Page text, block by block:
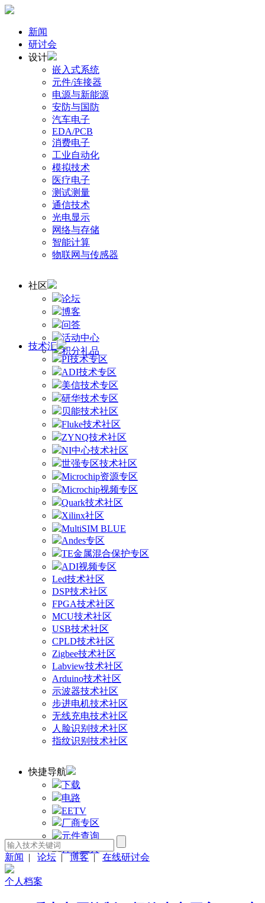
新闻
研讨会
设计
嵌入式系统
元件/连接器
电源与新能源
安防与国防
汽车电子
EDA/PCB
消费电子
工业自动化
模拟技术
医疗电子
测试测量
通信技术
光电显示
网络与存储
智能计算
物联网与传感器
社区
论坛
博客
问答
活动中心
积分礼品
技术汇
PI技术专区
ADI技术专区
美信技术专区
研华技术专区
贝能技术社区
Fluke技术社区
ZYNQ技术社区
NI中心技术社区
世强专区技术社区
Microchip资源专区
Microchip视频专区
Quark技术社区
Xilinx社区
MultiSIM BLUE
Andes专区
TE金属混合保护专区
ADI视频专区
Led技术社区
DSP技术社区
FPGA技术社区
MCU技术社区
USB技术社区
CPLD技术社区
Zigbee技术社区
Labview技术社区
Arduino技术社区
示波器技术社区
步进电机技术社区
无线充电技术社区
人脸识别技术社区
指纹识别技术社区
快捷导航
下载
电路
EETV
厂商专区
元件查询
计算工具
新闻
| 论坛 | 博客 | 在线研讨会
个人档案